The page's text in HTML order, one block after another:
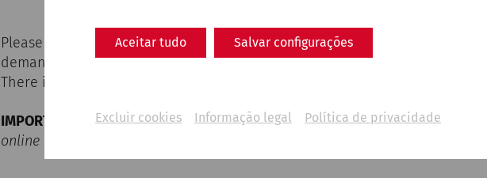
Aceitar tudo Salvar configurações
Excluir cookies Informação legal Política de privacidade
Please note that the shuttle buses only have limited capacity. We are very
demand can be covered by the timetables, but the first-come/first-served
There is no entitlement to alternative transport.
IMPORTANT INFORMATION:For journeys from Petronell station, it is
online ticket in order to have a valid ticket before departure.